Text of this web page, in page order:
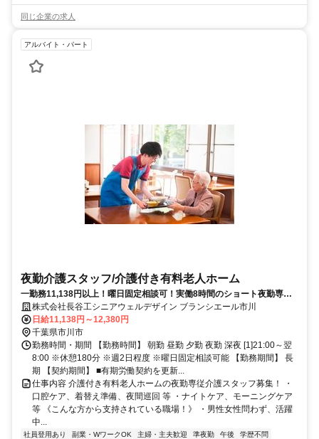
同じ企業の求人
アルバイト・パート
夜勤介護スタッフ/介護付き有料老人ホーム
一勤務11,138円以上！曜日固定相談可！実働8時間のショート夜勤専
従！株式会社長谷工シニアウェルデザイン ブランシエール市川
日給11,138円～12,380円
千葉県市川市
勤務時間・期間 【勤務時間】 朝勤 昼勤 夕勤 夜勤 深夜 [1]21:00～翌
8:00 ※休憩180分 ※週2日程度 ※曜日固定相談可能 【勤務期間】 長
期 【契約期間】 ■有期労働契約を更新...
仕事内容 介護付き有料老人ホームの夜勤専従介護スタッフ募集！ ・
口腔ケア、着替え準備、夜間巡回 等 ・ナイトケア、モーニングケア
等 《こんな方から支持されている職場！》 ・男性女性問わず、活躍
中...
社員登用あり 副業・WワークOK 主婦・主夫歓迎 準夜勤 午後
学歴不問